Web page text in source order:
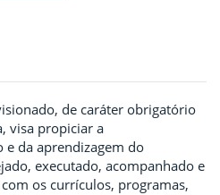
de caráter obrigatório
visa propiciar a
e da aprendizagem do
executado, acompanhado e
os currículos, programas,